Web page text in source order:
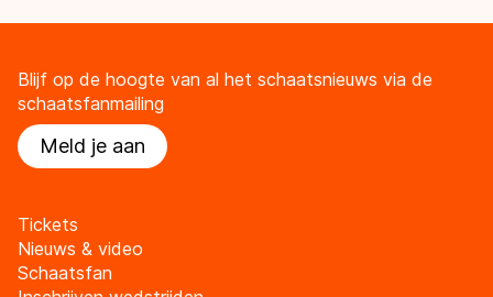
Blijf op de hoogte van al het schaatsnieuws via de
schaatsfanmailing
Meld je aan
Tickets
Nieuws & video
Schaatsfan